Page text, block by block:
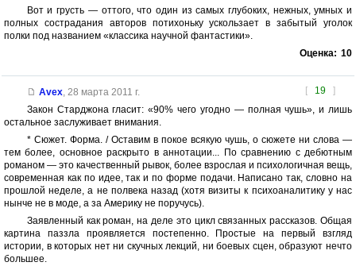
Вот и грусть — оттого, что один из самых глубоких, нежных, умных и
полных сострадания авторов потихоньку ускользает в забытый уголок
полки под названием «классика научной фантастики».
Оценка: 10
[ 19 ]
Avex, 28 марта 2011 г.
Закон Старджона гласит: «90% чего угодно — полная чушь», и лишь
остальное заслуживает внимания.
* Сюжет. Форма. / Оставим в покое всякую чушь, о сюжете ни слова —
тем более, основное раскрыто в аннотации... По сравнению с дебютным
романом — это качественный рывок, более взрослая и психологичная вещь,
современная как по идее, так и по форме подачи. Написано так, словно на
прошлой неделе, а не полвека назад (хотя визиты к психоаналитику у нас
нынче не в моде, а за Америку не поручусь).
Заявленный как роман, на деле это цикл связанных рассказов. Общая
картина паззла проявляется постепенно. Простые на первый взгляд
истории, в которых нет ни скучных лекций, ни боевых сцен, образуют нечто
большее.